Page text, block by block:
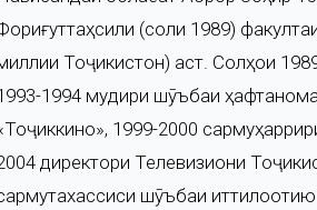
(соли 1989)
Тоҷикистон) аст. Солҳои
1994 мудири шӯъбаи
1999-2000
директори Телевизиони
шӯъбаи